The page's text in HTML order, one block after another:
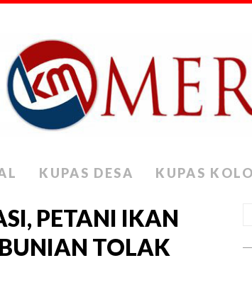
KUPAS DESA KUPAS
PETANI IKAN
TOLAK